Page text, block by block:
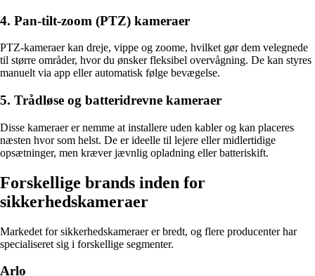
4. Pan-tilt-zoom (PTZ) kameraer
PTZ-kameraer kan dreje, vippe og zoome, hvilket gør dem velegnede
til større områder, hvor du ønsker fleksibel overvågning. De kan styres
manuelt via app eller automatisk følge bevægelse.
5. Trådløse og batteridrevne kameraer
Disse kameraer er nemme at installere uden kabler og kan placeres
næsten hvor som helst. De er ideelle til lejere eller midlertidige
opsætninger, men kræver jævnlig opladning eller batteriskift.
Forskellige brands inden for
sikkerhedskameraer
Markedet for sikkerhedskameraer er bredt, og flere producenter har
specialiseret sig i forskellige segmenter.
Arlo